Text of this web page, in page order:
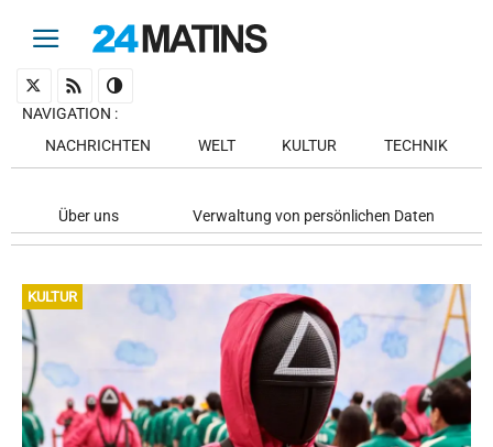
NAVIGATION :
NACHRICHTEN
WELT KULTUR TECHNIK
Über uns Verwaltung von persönlichen Daten
KULTUR